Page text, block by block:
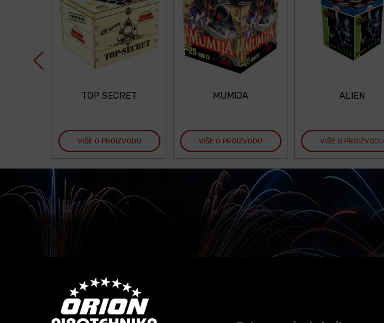
TOP SECRET
VIŠE O PROIZVODU
MUMIJA
VIŠE O PROIZVODU
ALIEN
VIŠE O PROIZVODU